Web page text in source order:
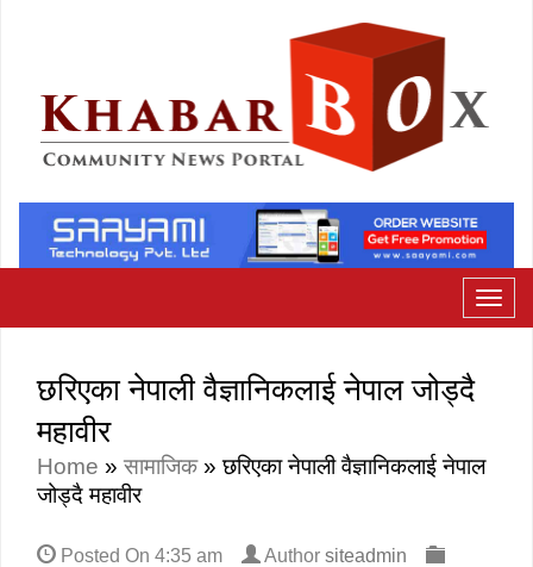
छरिएका नेपाली वैज्ञानिकलाई नेपाल जोड्दै
महावीर
Home » सामाजिक»छरिएका नेपाली वैज्ञानिकलाई नेपाल
जोड्दै महावीर
Posted On 4:35 am Author siteadmin